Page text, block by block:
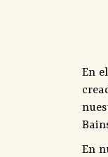
En
En